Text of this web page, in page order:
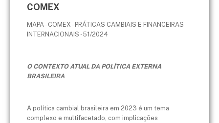
COMEX
MAPA - COMEX - PRÁTICAS CAMBIAIS E FINANCEIRAS
INTERNACIONAIS - 51/2024
O CONTEXTO ATUAL DA POLÍTICA EXTERNA
BRASILEIRA
A política cambial brasileira em 2023 é um tema
complexo e multifacetado, com implicações